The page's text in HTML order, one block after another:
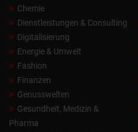
Chemie
Dienstleistungen & Consulting
Digitalisierung
Energie & Umwelt
Fashion
Finanzen
Genusswelten
Gesundheit, Medizin &
Pharma